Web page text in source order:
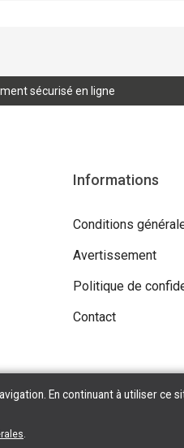
sécurisé en ligne
Informations
Conditions
Avertissement
Politique de
Contact
Tilroy. All Rights Reserved |
En continuant à utiliser ce
.